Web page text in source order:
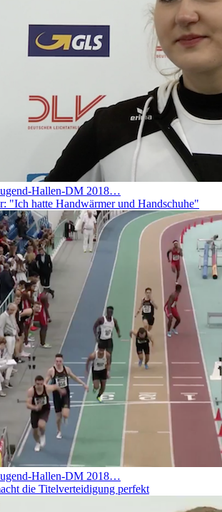
Hallen-DM 2018…
"Ich hatte Handwärmer und Handschuhe"
Hallen-DM 2018…
die Titelverteidigung perfekt